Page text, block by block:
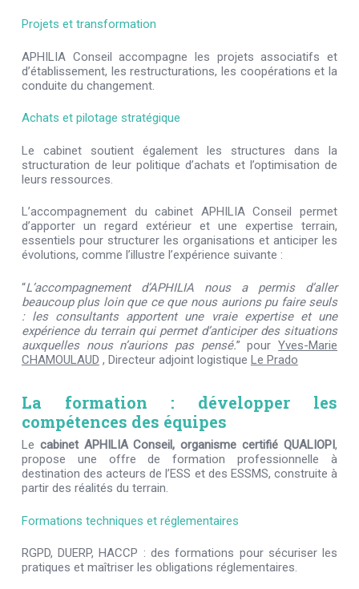
Projets et transformation
APHILIA Conseil accompagne les projets associatifs et
d’établissement, les restructurations, les coopérations et la
conduite du changement.
Achats et pilotage stratégique
Le cabinet soutient également les structures dans la
structuration de leur politique d’achats et l’optimisation de
leurs ressources.
L’accompagnement du cabinet APHILIA Conseil permet
d’apporter un regard extérieur et une expertise terrain,
essentiels pour structurer les organisations et anticiper les
évolutions, comme l’illustre l’expérience suivante :
“L’accompagnement d’APHILIA nous a permis d’aller
beaucoup plus loin que ce que nous aurions pu faire seuls
: les consultants apportent une vraie expertise et une
expérience du terrain qui permet d’anticiper des situations
auxquelles nous n’aurions pas pensé.” pourYves-Marie
CHAMOULAUD , Directeur adjoint logistique Le Prado
La formation : développer les
compétences des équipes
Le cabinet APHILIA Conseil, organisme certifié QUALIOPI,
propose une offre de formation professionnelle à
destination des acteurs de l’ESS et des ESSMS, construite à
partir des réalités du terrain.
Formations techniques et réglementaires
RGPD, DUERP, HACCP : des formations pour sécuriser les
pratiques et maîtriser les obligations réglementaires.